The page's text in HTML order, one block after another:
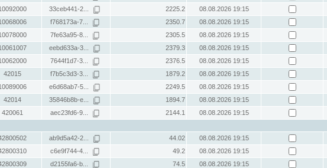
33ceb441-2... 2225.2
08.08.2026 19:15
f768173a-7... 2350.7
08.08.2026 19:15
7fe63a95-8... 2305.5
08.08.2026 19:15
eebd633a-3... 2379.3
08.08.2026 19:15
7644f1d7-3... 2376.5
08.08.2026 19:15
42015 f7b5c3d3-3... 1879.2
08.08.2026 19:15
e6d68ab7-5... 2249.5
08.08.2026 19:15
42014 35846b8b-e... 1894.7
08.08.2026 19:15
420061 aec23fd6-9... 2144.1
08.08.2026 19:15
ab9d5a42-2... 44.02
08.08.2026 19:15
c6e9f744-4... 49.2
08.08.2026 19:15
d2155fa6-b... 74.5
08.08.2026 19:15